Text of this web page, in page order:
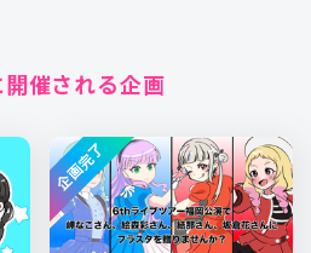
催される企画
企画完了